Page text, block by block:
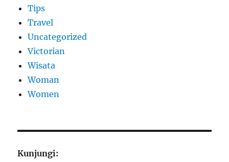
Tips
Travel
Uncategorized
Victorian
Wisata
Woman
Women
Kunjungi: